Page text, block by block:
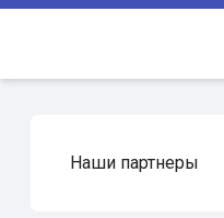
Наши партнеры